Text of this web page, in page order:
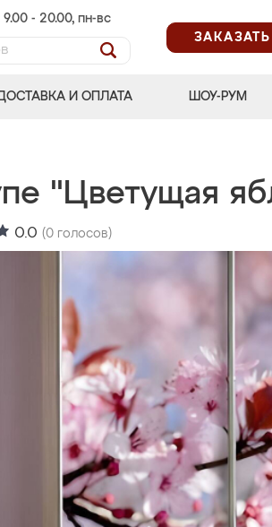
9.00 - 20.00, пн-вс
И ОПЛАТА ШОУ-РУМ
"Цветущая
0.0 (0 голосов)